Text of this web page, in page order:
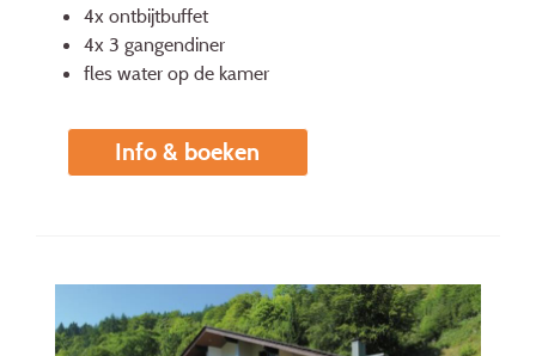
4x ontbijtbuffet
4x 3 gangendiner
fles water op de kamer
Info & boeken